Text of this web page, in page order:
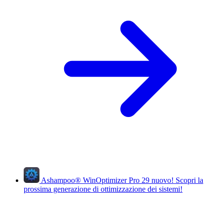
Ashampoo® WinOptimizer Pro 29 nuovo! Scopri la
prossima generazione di ottimizzazione dei sistemi!